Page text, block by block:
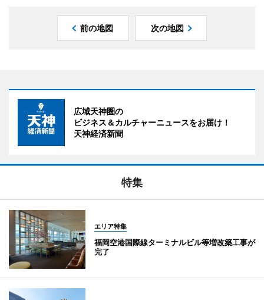
前の地図 次の地図
広域天神圏の
ビジネス＆カルチャーニュースをお届け！
天神経済新聞
特集
エリア特集
福岡空港国際線ターミナルビル等増改築工事が
完了